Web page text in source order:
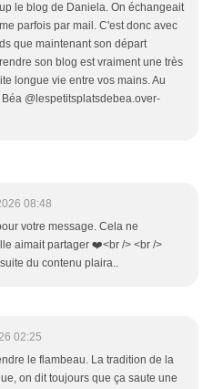
le blog de Daniela. On échangeait
parfois par mail. C'est donc avec
que maintenant son départ
son blog est vraiment une très
longue vie entre vos mains. Au
@lespetitsplatsdebea.over-
08:48
votre message. Cela ne
aimait partager ❤️<br /> <br />
du contenu plaira..
02:25
le flambeau. La tradition de la
on dit toujours que ça saute une